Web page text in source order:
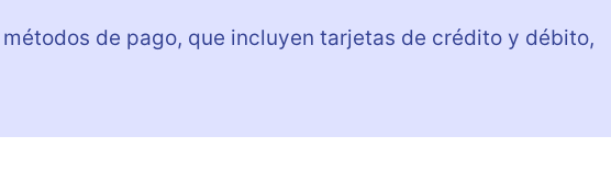
de pago, que incluyen tarjetas de crédito y débito,